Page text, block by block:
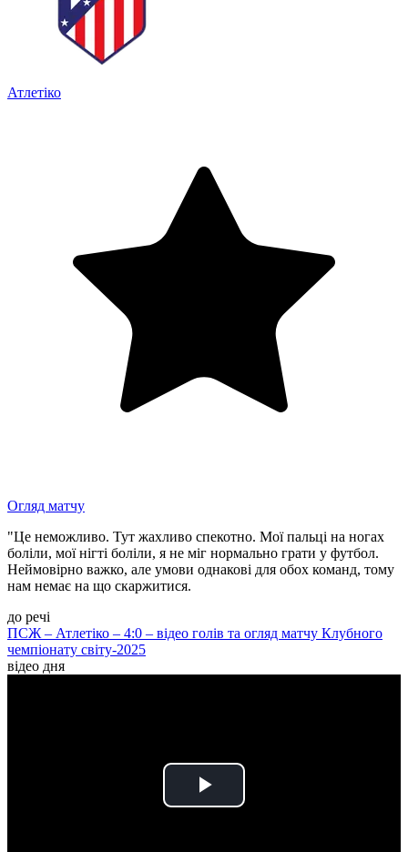
Атлетіко
Огляд матчу
"Це неможливо. Тут жахливо спекотно. Мої пальці на ногах
боліли, мої нігті боліли, я не міг нормально грати у футбол.
Неймовірно важко, але умови однакові для обох команд, тому
нам немає на що скаржитися.
до речі
ПСЖ – Атлетіко – 4:0 – відео голів та огляд матчу Клубного
чемпіонату світу-2025
відео дня
Play